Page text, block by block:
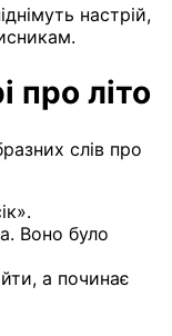
настрій,
про літо
слів про
Воно було
а починає